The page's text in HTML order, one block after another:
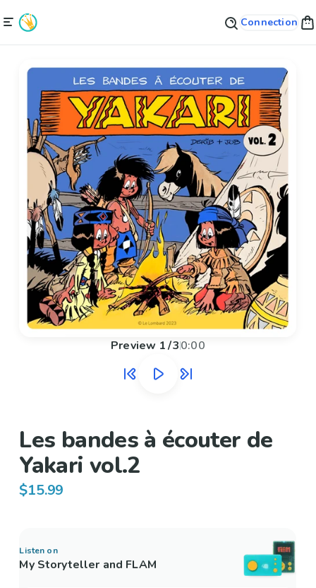
Connection
Preview 1/30:00
Les bandes à écouter de
Yakari vol.2
$15.99
Listen on
My Storyteller and FLAM